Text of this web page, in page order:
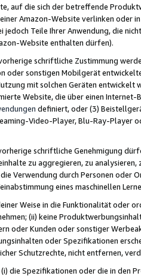
auf die sich der betreffende
Amazon-Website verlinken oder
jedoch Teile Ihrer Anwendung, die
Website enthalten dürfen).
schriftliche Zustimmung
oder sonstigen Mobilgerät
mit solchen Geräten
Website, die über einen
definiert, oder (3)
Video-Player, Blu-Ray-Player
schriftliche Genehmigung
zu aggregieren, zu
Verwendung durch Personen
eines maschinellen
Weise in die Funktionalität oder
(ii) keine
oder Kunden oder sonstiger
oder Spezifikationen
Schutzrechte, nicht entfernen,
(i) die Spezifikationen oder die in